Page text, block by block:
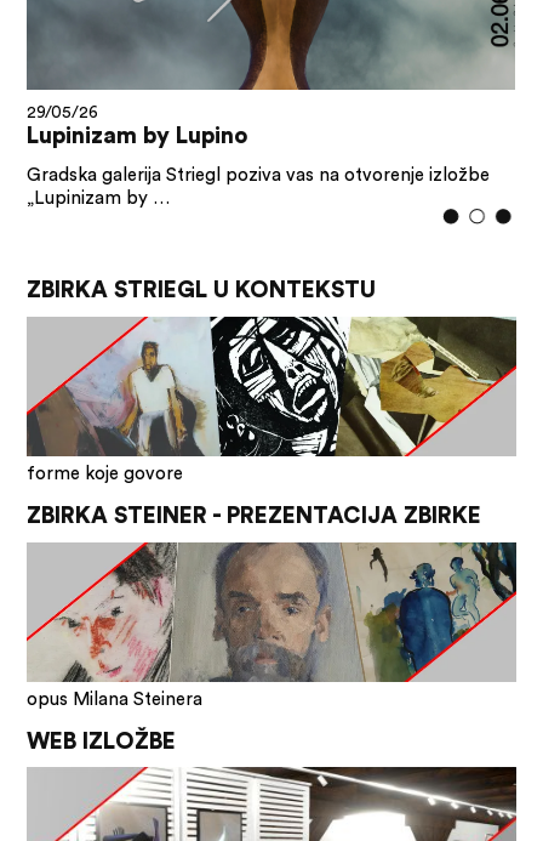
29/05/26
Lupinizam by Lupino
Gradska galerija Striegl poziva vas na otvorenje izložbe
„Lupinizam by …
ZBIRKA STRIEGL U KONTEKSTU
forme koje govore
ZBIRKA STEINER - PREZENTACIJA ZBIRKE
opus Milana Steinera
WEB IZLOŽBE